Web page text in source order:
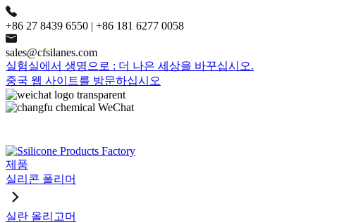
+86 27 8439 6550 | +86 181 6277 0058
sales@cfsilanes.com
실험실에서 생명으로 : 더 나은 세상을 바꾸십시오.
중국 웹 사이트를 방문하십시오
제품
실리콘 폴리머
실란 올리고머